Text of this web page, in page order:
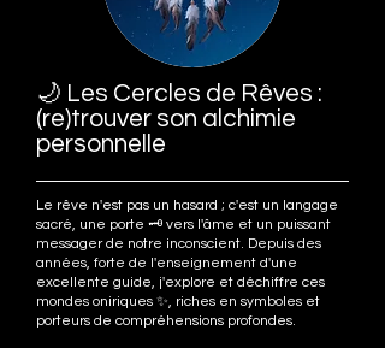
🌙 Les Cercles de Rêves :
(re)trouver son alchimie
personnelle
Le rêve n'est pas un hasard ; c'est un langage
sacré, une porte 🗝️ vers l'âme et un puissant
messager de notre inconscient. Depuis des
années, forte de l'enseignement d'une
excellente guide, j'explore et déchiffre ces
mondes oniriques ✨, riches en symboles et
porteurs de compréhensions profondes.